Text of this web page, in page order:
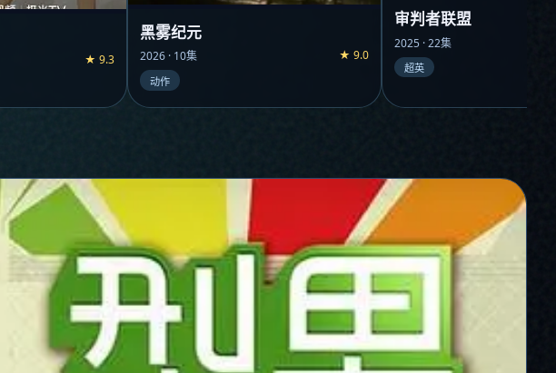
★ 9.3
黑雾纪元
2026 · 10集 ★ 9.0
动作
审判者联盟
2025 · 22集
超英